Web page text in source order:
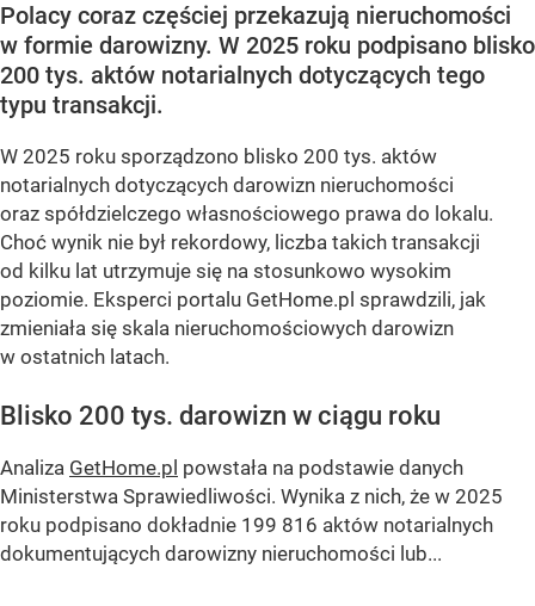
Polacy coraz częściej przekazują nieruchomości
w formie darowizny. W 2025 roku podpisano blisko
200 tys. aktów notarialnych dotyczących tego
typu transakcji.
W 2025 roku sporządzono blisko 200 tys. aktów
notarialnych dotyczących darowizn nieruchomości
oraz spółdzielczego własnościowego prawa do lokalu.
Choć wynik nie był rekordowy, liczba takich transakcji
od kilku lat utrzymuje się na stosunkowo wysokim
poziomie. Eksperci portalu GetHome.pl sprawdzili, jak
zmieniała się skala nieruchomościowych darowizn
w ostatnich latach.
Blisko 200 tys. darowizn w ciągu roku
Analiza GetHome.pl powstała na podstawie danych
Ministerstwa Sprawiedliwości. Wynika z nich, że w 2025
roku podpisano dokładnie 199 816 aktów notarialnych
dokumentujących darowizny nieruchomości lub...